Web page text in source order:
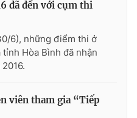
đã đến với cụm thi
6), những điểm thi ở
Hòa Bình đã nhận
viên tham gia “Tiếp